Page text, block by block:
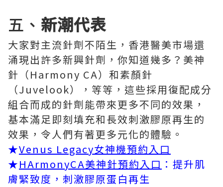
五、 新潮代表
大家對主流針劑不陌生，香港醫美市場還
涌現出許多新興針劑，你知道幾多？美神
針（Harmony CA）和素顏針
（Juvelook），等等，這些採用復配成分
組合而成的針劑能帶來更多不同的效果，
基本滿足即刻填充和長效刺激膠原再生的
效果，令人們有著更多元化的體驗。
★Venus Legacy女神機預約入口
★HArmonyCA美神針預約入口 ：提升肌
膚緊致度，刺激膠原蛋白再生